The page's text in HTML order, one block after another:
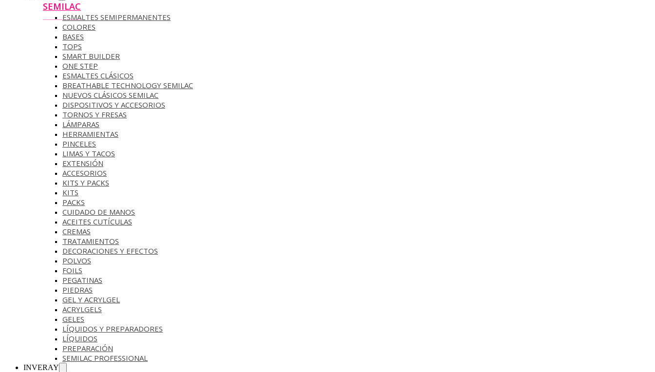
SEMILAC
ESMALTES SEMIPERMANENTES
COLORES
BASES
TOPS
SMART BUILDER
ONE STEP
ESMALTES CLÁSICOS
BREATHABLE TECHNOLOGY SEMILAC
NUEVOS CLÁSICOS SEMILAC
DISPOSITIVOS Y ACCESORIOS
TORNOS Y FRESAS
LÁMPARAS
HERRAMIENTAS
PINCELES
LIMAS Y TACOS
EXTENSIÓN
ACCESORIOS
KITS Y PACKS
KITS
PACKS
CUIDADO DE MANOS
ACEITES CUTÍCULAS
CREMAS
TRATAMIENTOS
DECORACIONES Y EFECTOS
POLVOS
FOILS
PEGATINAS
PIEDRAS
GEL Y ACRYLGEL
ACRYLGELS
GELES
LÍQUIDOS Y PREPARADORES
LÍQUIDOS
PREPARACIÓN
SEMILAC PROFESSIONAL
INVERAY